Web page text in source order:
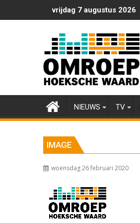
naar
vrijdag 7 augustus 2026
NIEUWS TV
IMAGE
woensdag 26 februari 2020